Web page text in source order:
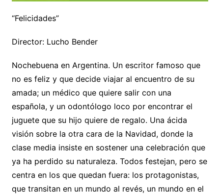
“Felicidades”
Director: Lucho Bender
Nochebuena en Argentina. Un escritor famoso que
no es feliz y que decide viajar al encuentro de su
amada; un médico que quiere salir con una
española, y un odontólogo loco por encontrar el
juguete que su hijo quiere de regalo. Una ácida
visión sobre la otra cara de la Navidad, donde la
clase media insiste en sostener una celebración que
ya ha perdido su naturaleza. Todos festejan, pero se
centra en los que quedan fuera: los protagonistas,
que transitan en un mundo al revés, un mundo en el